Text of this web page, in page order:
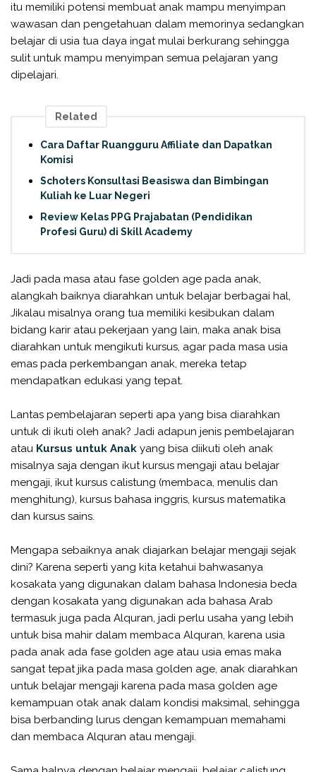
itu memiliki potensi membuat anak mampu menyimpan
wawasan dan pengetahuan dalam memorinya sedangkan
belajar di usia tua daya ingat mulai berkurang sehingga
sulit untuk mampu menyimpan semua pelajaran yang
dipelajari.
Related
Cara Daftar Ruangguru Affiliate dan Dapatkan
Komisi
Schoters Konsultasi Beasiswa dan Bimbingan
Kuliah ke Luar Negeri
Review Kelas PPG Prajabatan (Pendidikan
Profesi Guru) di Skill Academy
Jadi pada masa atau fase golden age pada anak,
alangkah baiknya diarahkan untuk belajar berbagai hal,
Jikalau misalnya orang tua memiliki kesibukan dalam
bidang karir atau pekerjaan yang lain, maka anak bisa
diarahkan untuk mengikuti kursus, agar pada masa usia
emas pada perkembangan anak, mereka tetap
mendapatkan edukasi yang tepat.
Lantas pembelajaran seperti apa yang bisa diarahkan
untuk di ikuti oleh anak? Jadi adapun jenis pembelajaran
atau Kursus untuk Anak yang bisa diikuti oleh anak
misalnya saja dengan ikut kursus mengaji atau belajar
mengaji, ikut kursus calistung (membaca, menulis dan
menghitung), kursus bahasa inggris, kursus matematika
dan kursus sains.
Mengapa sebaiknya anak diajarkan belajar mengaji sejak
dini? Karena seperti yang kita ketahui bahwasanya
kosakata yang digunakan dalam bahasa Indonesia beda
dengan kosakata yang digunakan ada bahasa Arab
termasuk juga pada Alquran, jadi perlu usaha yang lebih
untuk bisa mahir dalam membaca Alquran, karena usia
pada anak ada fase golden age atau usia emas maka
sangat tepat jika pada masa golden age, anak diarahkan
untuk belajar mengaji karena pada masa golden age
kemampuan otak anak dalam kondisi maksimal, sehingga
bisa berbanding lurus dengan kemampuan memahami
dan membaca Alquran atau mengaji.